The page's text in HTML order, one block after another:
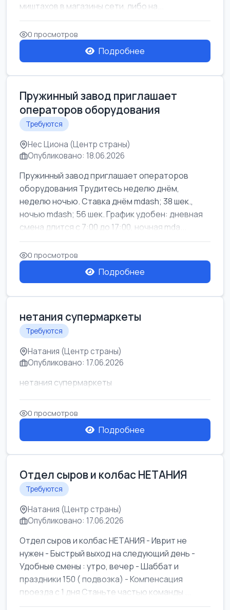
миштахов в магазины сети, либо на...
0 просмотров
Подробнее
Пружинный завод приглашает
операторов оборудования
Требуются
Нес Циона (Центр страны)
Опубликовано: 18.06.2026
Пружинный завод приглашает операторов
оборудования Трудитесь неделю днём,
неделю ночью. Ставка днём mdash; 38 шек.,
ночью mdash; 56 шек. График удобен: дневная
смена длится с 7:00 до 17:00, ночная mda...
0 просмотров
Подробнее
нетания супермаркеты
Требуются
Натания (Центр страны)
Опубликовано: 17.06.2026
нетания супермаркеты
0 просмотров
Подробнее
Отдел сыров и колбас НЕТАНИЯ
Требуются
Натания (Центр страны)
Опубликовано: 17.06.2026
Отдел сыров и колбас НЕТАНИЯ - Иврит не
нужен - Быстрый выход на следующий день -
Удобные смены : утро, вечер - Шаббат и
праздники 150 ( подвозка) - Компенсация
проезда с 1 дня Станьте частью команды ...